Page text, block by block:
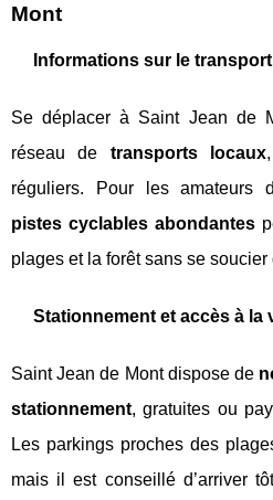
Mont
Informations sur le
Se déplacer à Saint Jean de
réseau de transports locaux
réguliers. Pour les amateurs
pistes cyclables abondantes
plages et la forêt sans se soucier
Stationnement et accès à la
Saint Jean de Mont dispose de
stationnement, gratuites ou
Les parkings proches des
mais il est conseillé d’arriver